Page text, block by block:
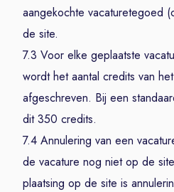
aangekochte vacaturetegoed
de site.
7.3 Voor elke geplaatste
wordt het aantal credits van
afgeschreven. Bij een
dit 350 credits.
7.4 Annulering van een
de vacature nog niet op de
plaatsing op de site is